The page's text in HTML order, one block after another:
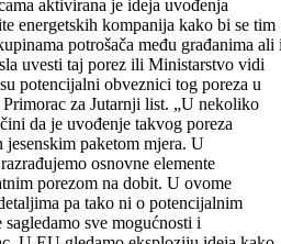
aktivirana je ideja uvođenja
energetskih kompanija kako bi se tim
potrošača među građanima ali
uvesti taj porez ili Ministarstvo vidi
potencijalni obveznici tog poreza u
za Jutarnji list. „U nekoliko
da je uvođenje takvog poreza
jesenskim paketom mjera. U
osnovne elemente
porezom na dobit. U ovome
pa tako ni o potencijalnim
sve mogućnosti i